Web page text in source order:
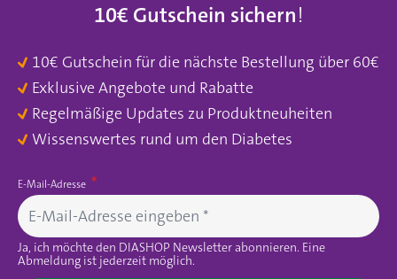
10€ Gutschein sichern!
10€ Gutschein für die nächste Bestellung über 60€
Exklusive Angebote und Rabatte
Regelmäßige Updates zu Produktneuheiten
Wissenswertes rund um den Diabetes
E-Mail-Adresse
Ja, ich möchte den DIASHOP Newsletter abonnieren. Eine
Abmeldung ist jederzeit möglich.